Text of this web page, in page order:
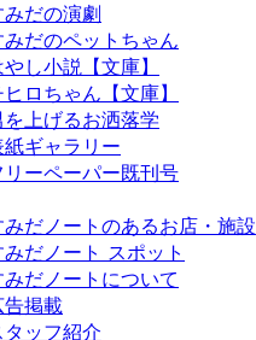
みだの演劇
みだのペットちゃん
やし小説【文庫】
ロちゃん【文庫】
を上げるお洒落学
紙ギャラリー
リーペーパー既刊号
みだノートのあるお店・施設
みだノート スポット
みだノートについて
告掲載
タッフ紹介